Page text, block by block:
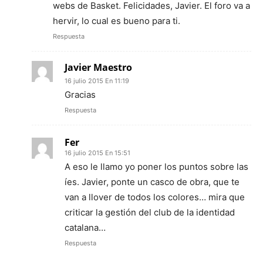
webs de Basket. Felicidades, Javier. El foro va a
hervir, lo cual es bueno para ti.
Respuesta
Javier Maestro
16 julio 2015 En 11:19
Gracias
Respuesta
Fer
16 julio 2015 En 15:51
A eso le llamo yo poner los puntos sobre las
íes. Javier, ponte un casco de obra, que te
van a llover de todos los colores… mira que
criticar la gestión del club de la identidad
catalana…
Respuesta